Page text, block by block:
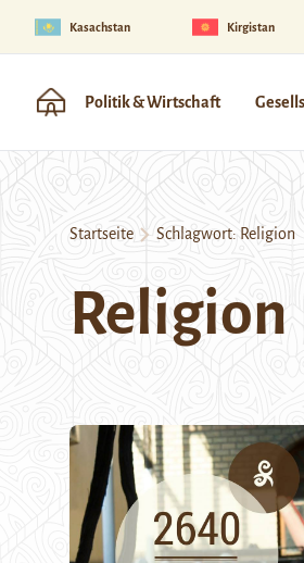
Kasachstan Kirgistan
Politik & Wirtschaft
Startseite Schlagwort: Religion
Religion